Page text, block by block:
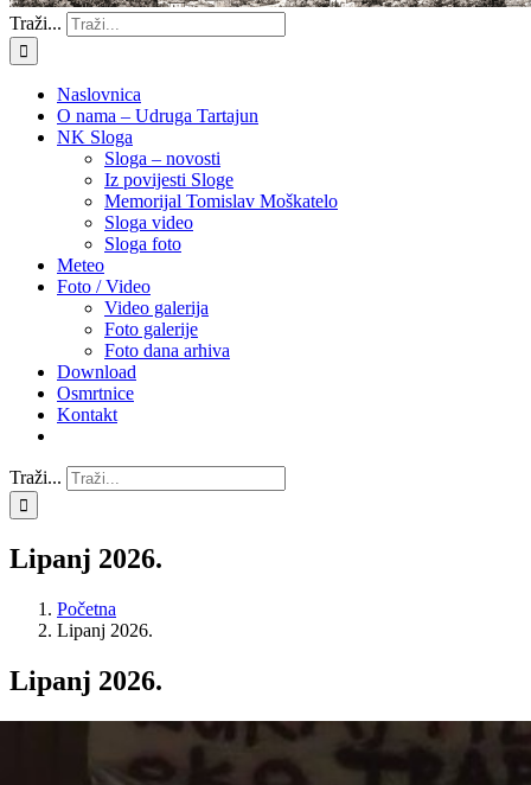
Traži...
Naslovnica
O nama – Udruga Tartajun
NK Sloga
Sloga – novosti
Iz povijesti Sloge
Memorijal Tomislav Moškatelo
Sloga video
Sloga foto
Meteo
Foto / Video
Video galerija
Foto galerije
Foto dana arhiva
Download
Osmrtnice
Kontakt
Traži...
Lipanj 2026.
Početna
Lipanj 2026.
Lipanj 2026.